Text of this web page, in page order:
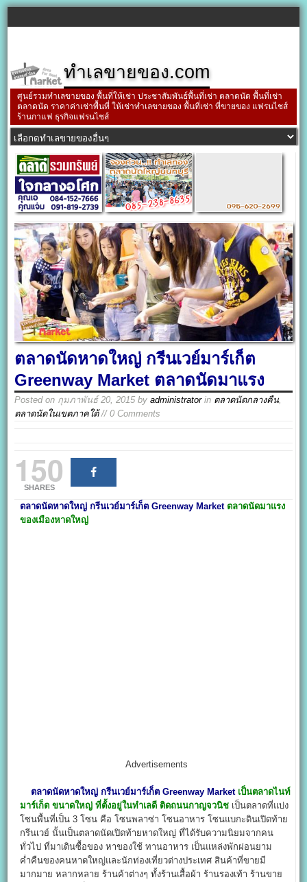
ทำเลขายของ.com
ศูนย์รวมทำเลขายของ พื้นที่ให้เช่า ประชาสัมพันธ์พื้นที่เช่า ตลาดนัด พื้นที่เช่า
ตลาดนัด ราคาค่าเช่าพื้นที่ ให้เช่าทำเลขายของ พื้นที่เช่า ที่ขายของ แฟรนไชส์
ร้านกาแฟ ธุรกิจแฟรนไชส์
ตลาดนัดหาดใหญ่ กรีนเวย์มาร์เก็ต
Greenway Market ตลาดนัดมาแรง
Posted on กุมภาพันธ์ 20, 2015 byadministratorin ตลาดนัดกลางคืน,
ตลาดนัดในเขตภาคใต้// 0 Comments
150
SHARES
ตลาดนัดหาดใหญ่ กรีนเวย์มาร์เก็ต Greenway Market ตลาดนัดมาแรง
ของเมืองหาดใหญ่
Advertisements
ตลาดนัดหาดใหญ่ กรีนเวย์มาร์เก็ต Greenway Market เป็นตลาดไนท์
มาร์เก็ต ขนาดใหญ่ ที่ตั้งอยู่ในทำเลดี ติดถนนกาญจวนิช เป็นตลาดที่แบ่ง
โซนพื้นที่เป็น 3 โซน คือ โซนพลาซ่า โซนอาหาร โซนแบกะดินเปิดท้าย
กรีนเวย์ นั้นเป็นตลาดนัดเปิดท้ายหาดใหญ่ ที่ได้รับความนิยมจากคน
ทั่วไป ที่มาเดินซื้อของ หาของใช้ ทานอาหาร เป็นแหล่งพักผ่อนยาม
ค่ำคืนของคนหาดใหญ่และนักท่องเที่ยวต่างประเทศ สินค้าที่ขายมี
มากมาย หลากหลาย ร้านค้าต่างๆ ทั้งร้านเสื้อผ้า ร้านรองเท้า ร้านขาย